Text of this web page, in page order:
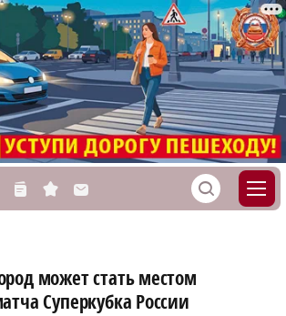
n s M S
может стать местом
Суперкубка России